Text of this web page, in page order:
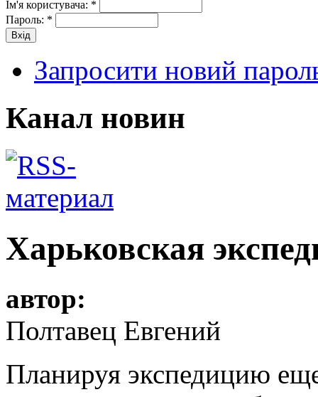
Ім'я користувача: *
Пароль: *
Запросити новий
Канал новин
Харьковская
автор:
Полтавец Евгений
Планируя экспедицию